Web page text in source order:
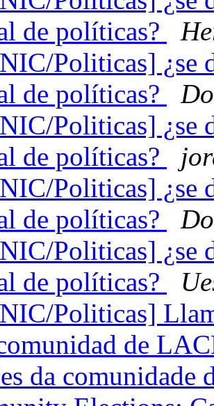
de políticas?
Politicas] ¿se
de políticas?
Politicas] ¿se
de políticas?
Politicas] ¿se
de políticas?
Politicas] ¿se
de políticas?
Politicas]
de
da